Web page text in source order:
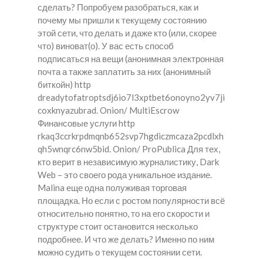
сделать? Попробуем разобраться, как и
почему мы пришли к текущему состоянию
этой сети, что делать и даже кто (или, скорее
что) виноват(о). У вас есть способ
подписаться на вещи (анонимная электронная
почта а также заплатить за них (анонимный
биткойн) http
dreadytofatroptsdj6io7l3xptbet6onoyno2yv7ji
coxknyazubrad. Onion/ MultiEscrow
Финансовые услуги http
rkaq3ccrkrpdmqnb652svp7hgdiczmcaza2pcdlxh
qh5wnqrc6nw5bid. Onion/ ProPublica Для тех,
кто верит в независимую журналистику, Dark
Web – это своего рода уникальное издание.
Malina еще одна полуживая торговая
площадка. Но если с ростом популярности всё
относительно понятно, то на его скорости и
структуре стоит остановится несколько
подробнее. И что же делать? Именно по ним
можно судить о текущем состоянии сети.